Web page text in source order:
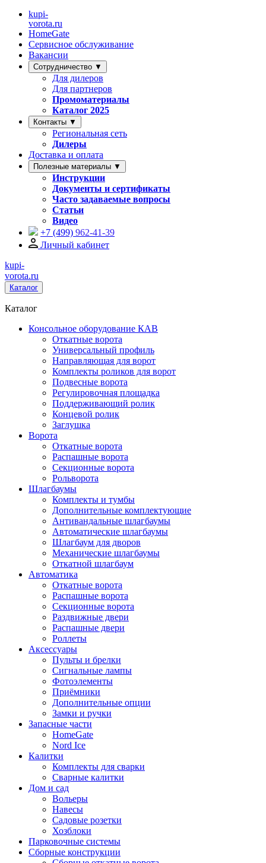
kupi-
vorota.ru
HomeGate
Сервисное обслуживание
Вакансии
Сотрудничество ▼
Для дилеров
Для партнеров
Промоматериалы
Каталог 2025
Контакты ▼
Региональная сеть
Дилеры
Доставка и оплата
Полезные материалы ▼
Инструкции
Документы и сертификаты
Часто задаваемые вопросы
Статьи
Видео
+7 (499) 962-41-39
Личный кабинет
kupi-
vorota.ru
Каталог
Каталог
Консольное оборудование КАВ
Откатные ворота
Универсальный профиль
Направляющая для ворот
Комплекты роликов для ворот
Подвесные ворота
Регулировочная площадка
Поддерживающий ролик
Концевой ролик
Заглушка
Ворота
Откатные ворота
Распашные ворота
Секционные ворота
Рольворота
Шлагбаумы
Комплекты и тумбы
Дополнительные комплектующие
Антивандальные шлагбаумы
Автоматические шлагбаумы
Шлагбаум для дворов
Механические шлагбаумы
Откатной шлагбаум
Автоматика
Откатные ворота
Распашные ворота
Секционные ворота
Раздвижные двери
Распашные двери
Роллеты
Аксессуары
Пульты и брелки
Сигнальные лампы
Фотоэлементы
Приёмники
Дополнительные опции
Замки и ручки
Запасные части
HomeGate
Nord Ice
Калитки
Комплекты для сварки
Сварные калитки
Дом и сад
Вольеры
Навесы
Садовые розетки
Хозблоки
Парковочные системы
Сборные конструкции